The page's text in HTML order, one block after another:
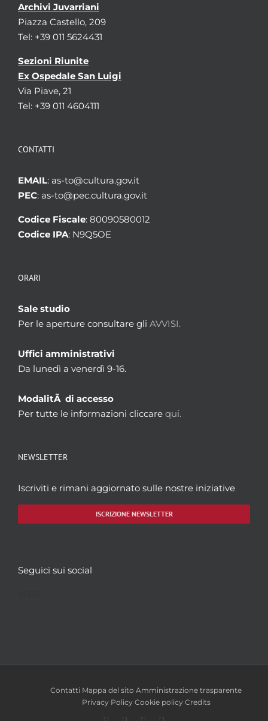
Archivi Juvarriani
Piazza Castello, 209
Tel: +39 011 5624431
Sezioni Riunite
Ex Ospedale San Luigi
Via Piave, 21
Tel: +39 011 4604111
CONTATTI
EMAIL: as-to@cultura.gov.it
PEC: as-to@pec.cultura.gov.it
Codice Fiscale: 80090580012
Codice IPA: N9Q5OE
ORARI
Sale studio
Per le aperture consultare gli AVVISI.
Uffici amministrativi
Da lunedì a venerdì 9-16.
ModalitÃ di accesso
Per tutte le informazioni cliccare qui.
NEWSLETTER
Iscriviti e rimani aggiornato sulle nostre iniziative
ISCRIZIONE NEWSLETTER
Seguici sui social
Contatti Mappa del sito Amministrazione trasparente
Privacy Policy Cookie policy Credits